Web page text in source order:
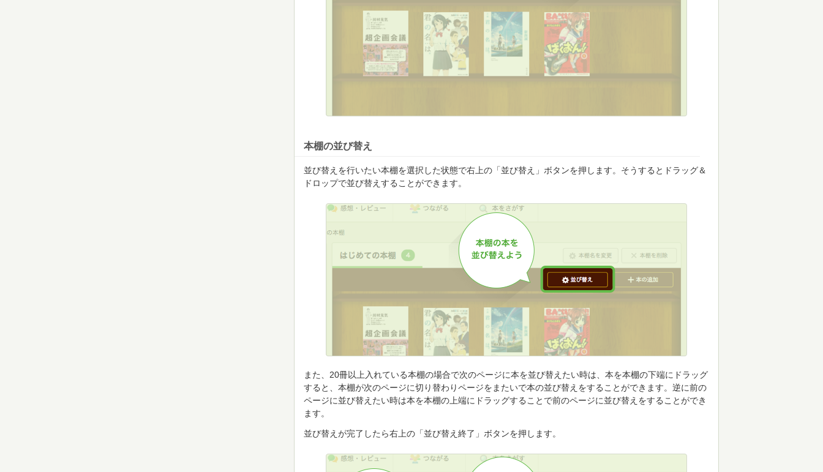
本棚の並び替え
並び替えを行いたい本棚を選択した状態で右上の「並び替え」ボタンを押します。そうするとドラッグ＆
ドロップで並び替えすることができます。
また、20冊以上入れている本棚の場合で次のページに本を並び替えたい時は、本を本棚の下端にドラッグ
すると、本棚が次のページに切り替わりページをまたいで本の並び替えをすることができます。逆に前の
ページに並び替えたい時は本を本棚の上端にドラッグすることで前のページに並び替えをすることができ
ます。
並び替えが完了したら右上の「並び替え終了」ボタンを押します。